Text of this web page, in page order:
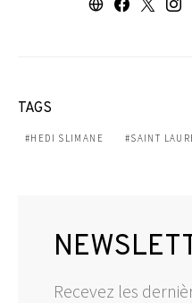
TAGS
HEDI SLIMANE SAINT
Recevez les